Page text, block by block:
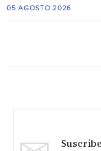
05 AGOSTO 2026